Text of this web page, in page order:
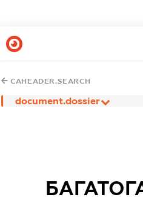
CAHEADER.SEARCH
document.dossier